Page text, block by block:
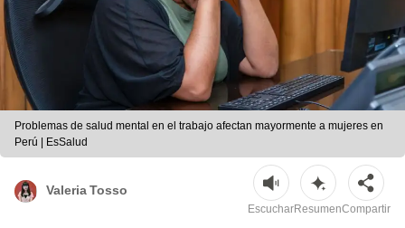
Problemas de salud mental en el trabajo afectan mayormente a mujeres en
Perú | EsSalud
Valeria Tosso
EscucharResumenCompartir